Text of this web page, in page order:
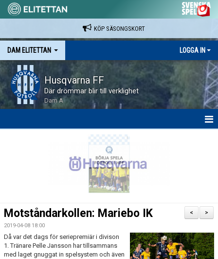
KÖP SÄSONGSKORT
DAM ELITETTAN LOGGA IN
Husqvarna FF
Där drömmar blir till verklighet
Dam A
BILDGALLERI
DOKUMENT
>
<
Motståndarkollen: Mariebo IK
2019-04-08 18:00
Då var det dags för seriepremiär i divison
1. Tränare Pelle Jansson har tillsammans
med laget gnuggat in spelsystem och även